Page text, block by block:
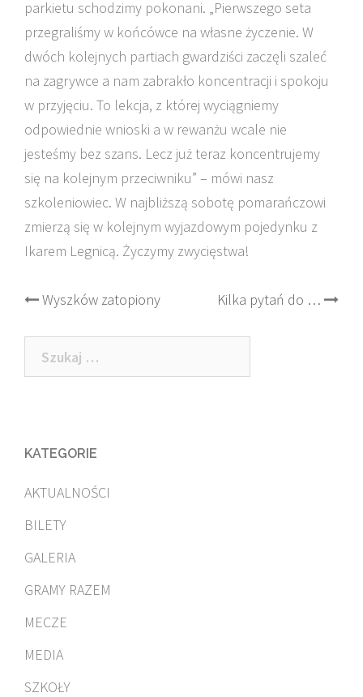
parkietu schodzimy pokonani. „Pierwszego seta
przegraliśmy w końcówce na własne życzenie. W
dwóch kolejnych partiach gwardziści zaczęli szaleć
na zagrywce a nam zabrakło koncentracji i spokoju
w przyjęciu. To lekcja, z której wyciągniemy
odpowiednie wnioski a w rewanżu wcale nie
jesteśmy bez szans. Lecz już teraz koncentrujemy
się na kolejnym przeciwniku” – mówi nasz
szkoleniowiec. W najbliższą sobotę pomarańczowi
zmierzą się w kolejnym wyjazdowym pojedynku z
Ikarem Legnicą. Życzymy zwycięstwa!
Post
navigation
Wyszków zatopiony Kilka pytań do …
Szukaj:
KATEGORIE
AKTUALNOŚCI
BILETY
GALERIA
GRAMY RAZEM
MECZE
MEDIA
SZKOŁY